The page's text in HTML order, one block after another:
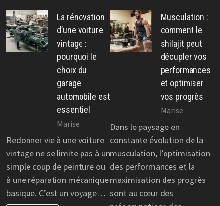
La rénovation
d’une voiture
vintage :
pourquoi le
choix du
garage
automobile est
essentiel
Marise
Redonner vie à une voiture
vintage ne se limite pas à un
simple coup de peinture ou
à une réparation mécanique
basique. C’est un voyage…
Musculation :
comment le
shilajit peut
décupler vos
performances
et optimiser
vos progrès
Marise
Dans le paysage en
constante évolution de la
musculation, l’optimisation
des performances et la
maximisation des progrès
sont au cœur des